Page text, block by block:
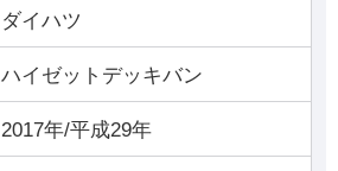
ダイハツ
ハイゼットデッキバン
2017年/平成29年